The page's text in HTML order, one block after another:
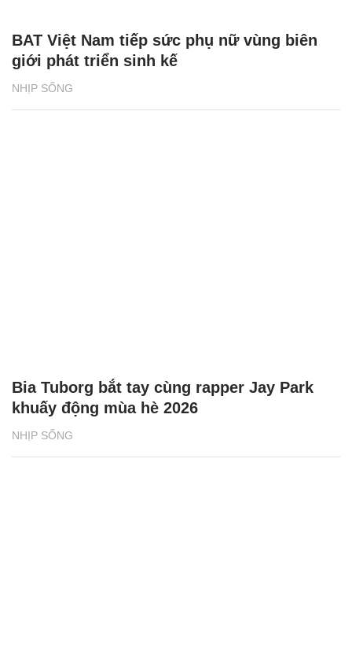
NHỊP SỐNG
BAT Việt Nam tiếp sức phụ nữ vùng biên
giới phát triển sinh kế
NHỊP SỐNG
Bia Tuborg bắt tay cùng rapper Jay Park
khuấy động mùa hè 2026